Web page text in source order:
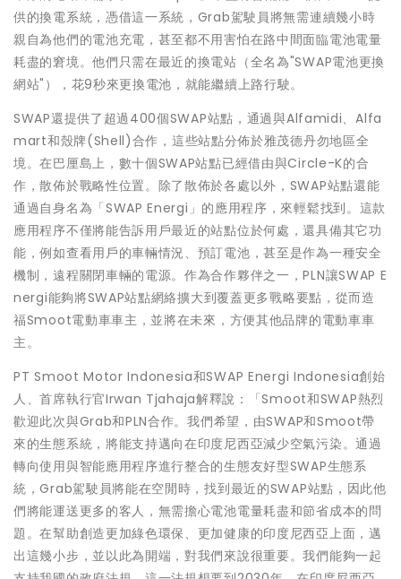
供的換電系統，憑借這一系統，Grab駕駛員將無需連續幾小時
親自為他們的電池充電，甚至都不用害怕在路中間面臨電池電量
耗盡的窘境。他們只需在最近的換電站 （全名為"SWAP電池更換
網站"）， 花9秒來更換電池，就能繼續上路行駛。
SWAP還提供了超過400個SWAP站點，通過與Alfamidi、Alfa
mart和殼牌(Shell)合作，這些站點分佈於雅茂德丹勿地區全
境。在巴厘島上，數十個SWAP站點已經借由與Circle-K的合
作，散佈於戰略性位置。除了散佈於各處以外，SWAP站點還能
通過自身名為「SWAP Energi」的應用程序，來輕鬆找到。這款
應用程序不僅將能告訴用戶最近的站點位於何處，還具備其它功
能，例如查看用戶的車輛情況、預訂電池，甚至是作為一種安全
機制，遠程關閉車輛的電源。作為合作夥伴之一，PLN讓SWAP E
nergi能夠將SWAP站點網絡擴大到覆蓋更多戰略要點，從而造
福Smoot電動車車主，並將在未來，方便其他品牌的電動車車
主。
PT Smoot Motor Indonesia和SWAP Energi Indonesia創始
人、首席執行官Irwan Tjahaja解釋說：「Smoot和SWAP熱烈
歡迎此次與Grab和PLN合作。我們希望，由SWAP和Smoot帶
來的生態系統，將能支持邁向在印度尼西亞減少空氣污染。通過
轉向使用與智能應用程序進行整合的生態友好型SWAP生態系
統，Grab駕駛員將能在空閒時，找到最近的SWAP站點，因此他
們將能運送更多的客人，無需擔心電池電量耗盡和節省成本的問
題。在幫助創造更加綠色環保、更加健康的印度尼西亞上面，邁
出這幾小步，並以此為開端，對我們來說很重要。我們能夠一起